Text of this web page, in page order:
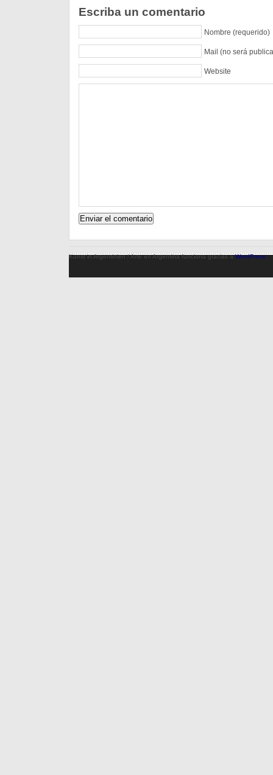
Escriba un comentario
Nombre (requerido)
Mail (no será
Website
Kunst in Argentinien / Arte en Argentina funciona gracias aWordPress